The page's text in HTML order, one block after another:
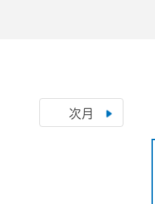
次月